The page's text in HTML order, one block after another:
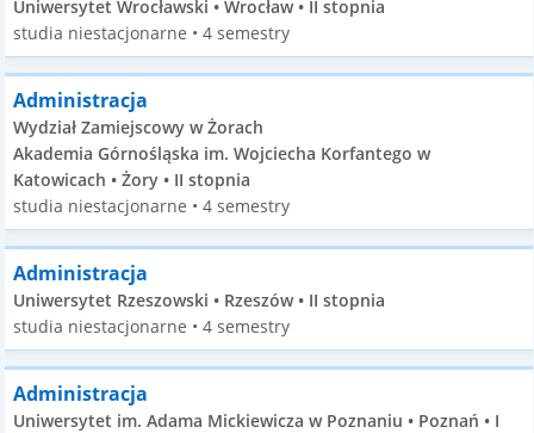
Uniwersytet Wrocławski • Wrocław • II stopnia
studia niestacjonarne • 4 semestry
Administracja
Wydział Zamiejscowy w Żorach
Akademia Górnośląska im. Wojciecha Korfantego w
Katowicach • Żory • II stopnia
studia niestacjonarne • 4 semestry
Administracja
Uniwersytet Rzeszowski • Rzeszów • II stopnia
studia niestacjonarne • 4 semestry
Administracja
Uniwersytet im. Adama Mickiewicza w Poznaniu • Poznań • I